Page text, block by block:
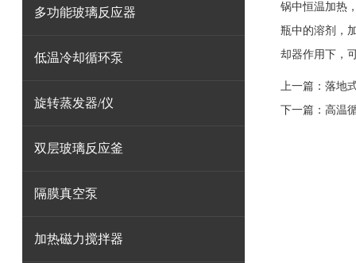
锅中恒温加热
瓶中的溶剂，
却器作用下，
上一篇： 落地
下一篇： 高温
多功能玻璃反应器
低温冷却循环泵
旋转蒸发器/仪
双层玻璃反应釜
隔膜真空泵
加热磁力搅拌器